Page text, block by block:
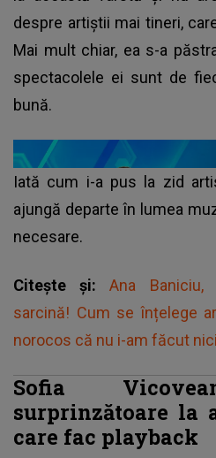
despre artiștii mai tineri,
Mai mult chiar, ea s-a
spectacolele ei sunt de
bună.
Iată cum i-a pus la zid
ajungă departe în lumea
necesare.
Citește și:Ana
sarcină! Cum se înțelege
norocos că nu i-am făcut
Sofia
surprinzătoare la
care fac playback